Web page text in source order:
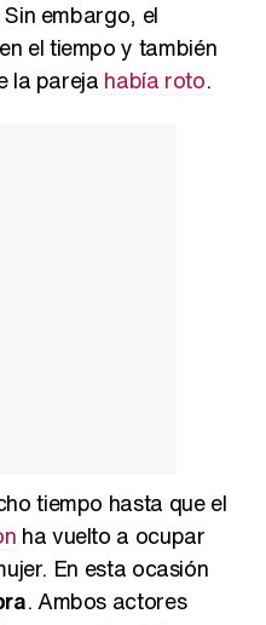
Carlota Corredera y Javier de Hoyos: "La tele tiene que representar al público también y aquí están todos los perfiles posibles&quo;
Sin embargo, el
el tiempo y también
la pareja había roto.
tiempo hasta que el
ha vuelto a ocupar
En esta ocasión
. Ambos actores